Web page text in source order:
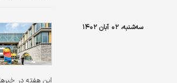
سه‌شنبه، ۰۲ آبان ۱۴۰۲
این هفته در